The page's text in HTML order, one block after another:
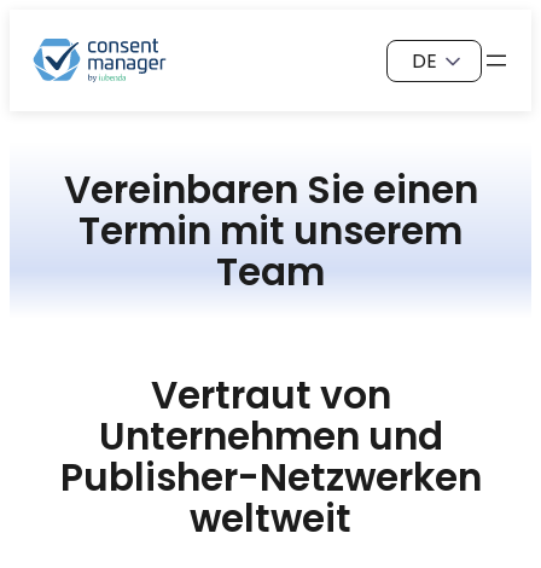
Inhalt
springen
Sprache
auswählen
Vereinbaren Sie einen
Termin mit unserem
Team
Vertraut von
Unternehmen und
Publisher-Netzwerken
weltweit